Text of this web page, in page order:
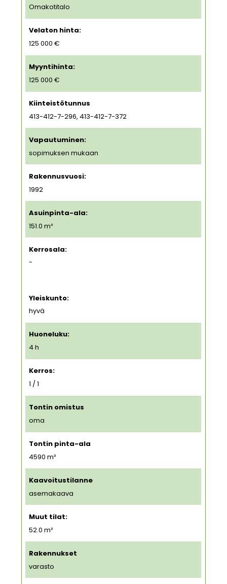
Omakotitalo
Velaton hinta:
125 000 €
Myyntihinta:
125 000 €
Kiinteistötunnus
413-412-7-296, 413-412-7-372
Vapautuminen:
sopimuksen mukaan
Rakennusvuosi:
1992
Asuinpinta-ala:
151.0 m²
Kerrosala:
-
Yleiskunto:
hyvä
Huoneluku:
4 h
Kerros:
1 / 1
Tontin omistus
oma
Tontin pinta-ala
4590m²
Kaavoitustilanne
asemakaava
Muut tilat:
52.0 m²
Rakennukset
varasto